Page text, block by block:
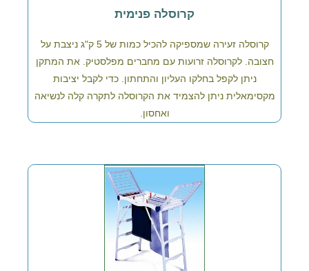
קרוסלה פנימית
קרוסלה זעירה שמספיקה להכיל כמות של 5 ק"ג ניצבת על
חצובה. לקרוסלה זרועות עם מחברים מפלסטיק. את המתקן
ניתן לקפל בחלקו העליון והתחתון. כדי לקבל יציבות
מקסימאלית ניתן להצמיד את הקרוסלה לתקרה קלה לנשיאה
ואחסון.